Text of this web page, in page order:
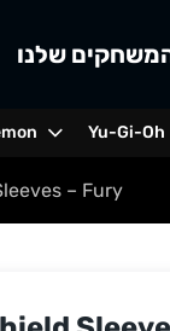
שלנו
Yu-Gi-Oh
– Fury